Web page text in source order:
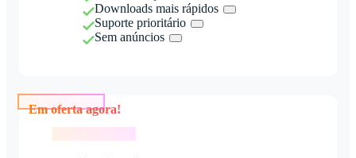
Downloads mais rápidos
Suporte prioritário
Sem anúncios